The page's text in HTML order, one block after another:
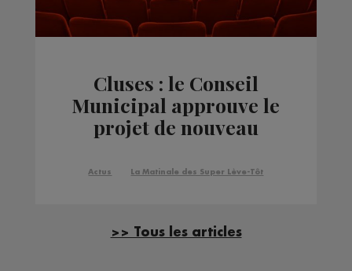
Cluses : le Conseil
Municipal approuve le
projet de nouveau
Actus La Matinale des Super Lève-Tôt
>> Tous les articles